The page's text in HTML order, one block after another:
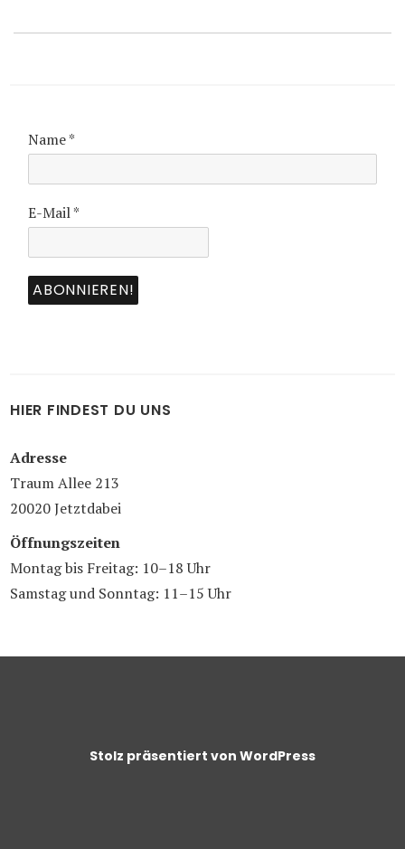
Name*
E-Mail*
HIER FINDEST DU UNS
Adresse
Traum Allee 213
20020 Jetztdabei
Öffnungszeiten
Montag bis Freitag: 10–18 Uhr
Samstag und Sonntag: 11–15 Uhr
Stolz präsentiert von WordPress